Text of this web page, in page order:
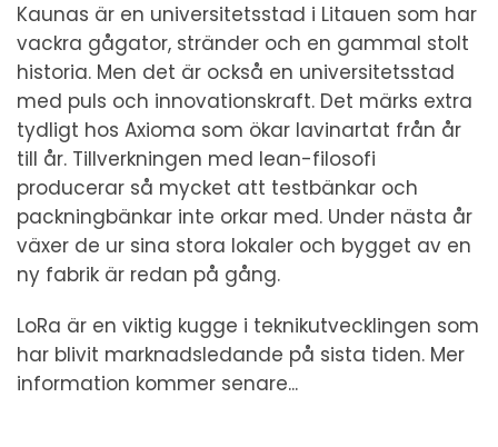
Kaunas är en universitetsstad i Litauen som har
vackra gågator, stränder och en gammal stolt
historia. Men det är också en universitetsstad
med puls och innovationskraft. Det märks extra
tydligt hos Axioma som ökar lavinartat från år
till år. Tillverkningen med lean-filosofi
producerar så mycket att testbänkar och
packningbänkar inte orkar med. Under nästa år
växer de ur sina stora lokaler och bygget av en
ny fabrik är redan på gång.
LoRa är en viktig kugge i teknikutvecklingen som
har blivit marknadsledande på sista tiden. Mer
information kommer senare...